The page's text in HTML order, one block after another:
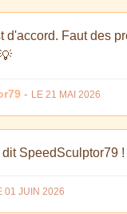
d'accord. Faut des
- LE 21 MAI 2026
SpeedSculptor79 !
01 JUIN 2026